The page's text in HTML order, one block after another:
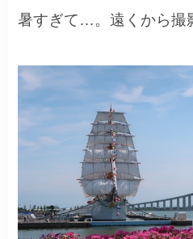
暑すぎて…。遠くから撮